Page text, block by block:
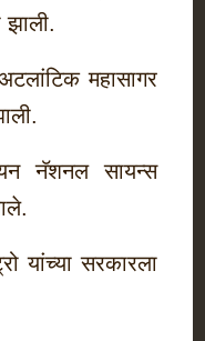
झाली.
महासागर
नॅशनल सायन्स
यांच्या सरकारला